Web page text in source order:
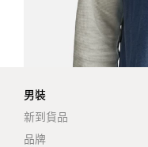
男裝
新到貨品
品牌